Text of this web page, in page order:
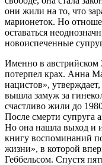
они жили на то, что
марионеток. Но
оставаться
новоиспеченные
Именно в австрийском
потерпел крах. Анна
нацистов»,
вышла замуж за
счастливо жили до
После смерти супруга
Но она нашла выход и
книгу воспоминаний
жизни», в которой
Геббельсом. Спустя